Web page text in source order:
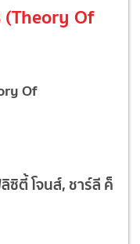
Of
Of
ซิตี้ โจนส์, ชาร์ลี ค็